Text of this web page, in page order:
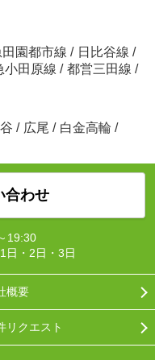
園都市線 / 日比谷線 /
小田原線 / 都営三田線 /
/ 広尾 / 白金高輪 /
合わせ
19:30
日・2日・3日
概要
リクエスト